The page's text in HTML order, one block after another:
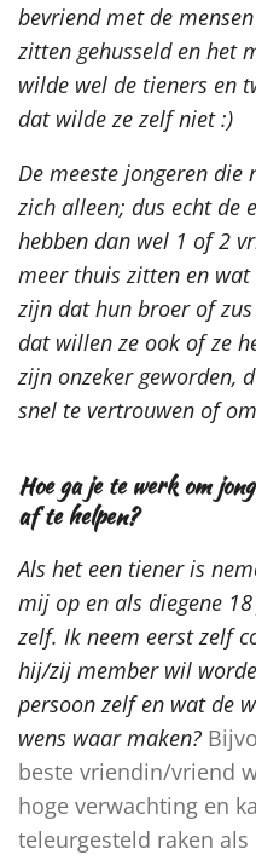
bevriend met de
zitten gehusseld en het
wilde wel de tieners en
dat wilde ze zelf niet :)
De meeste jongeren
zich alleen; dus echt de
hebben dan wel 1 of 2
meer thuis zitten en
zijn dat hun broer of
dat willen ze ook of ze
zijn onzeker geworden,
snel te vertrouwen of
Hoe ga je te werk om
af te helpen?
Als het een tiener is
mij op en als diegene
zelf. Ik neem eerst zelf
hij/zij member wil
persoon zelf en wat de
wens waar maken?
beste vriendin/vriend
hoge verwachting en
teleurgesteld raken als